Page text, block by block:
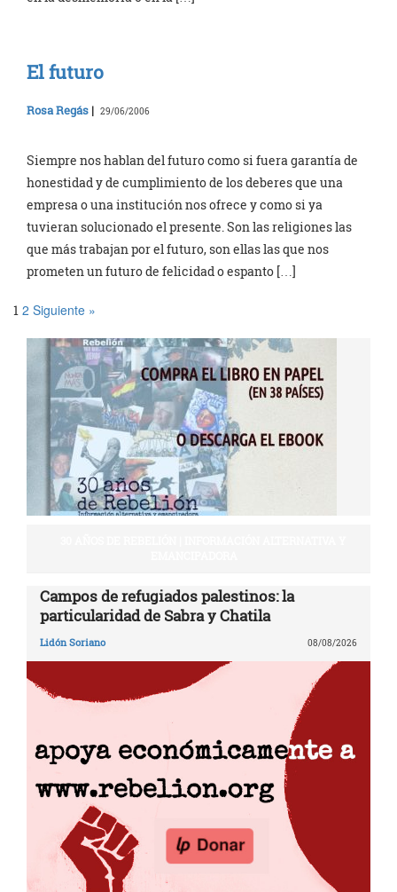
El futuro
Rosa Regás | 29/06/2006
Siempre nos hablan del futuro como si fuera garantía de
honestidad y de cumplimiento de los deberes que una
empresa o una institución nos ofrece y como si ya
tuvieran solucionado el presente. Son las religiones las
que más trabajan por el futuro, son ellas las que nos
prometen un futuro de felicidad o espanto […]
1 2 Siguiente »
Campos de refugiados palestinos: la
particularidad de Sabra y Chatila
Lidón Soriano 08/08/2026